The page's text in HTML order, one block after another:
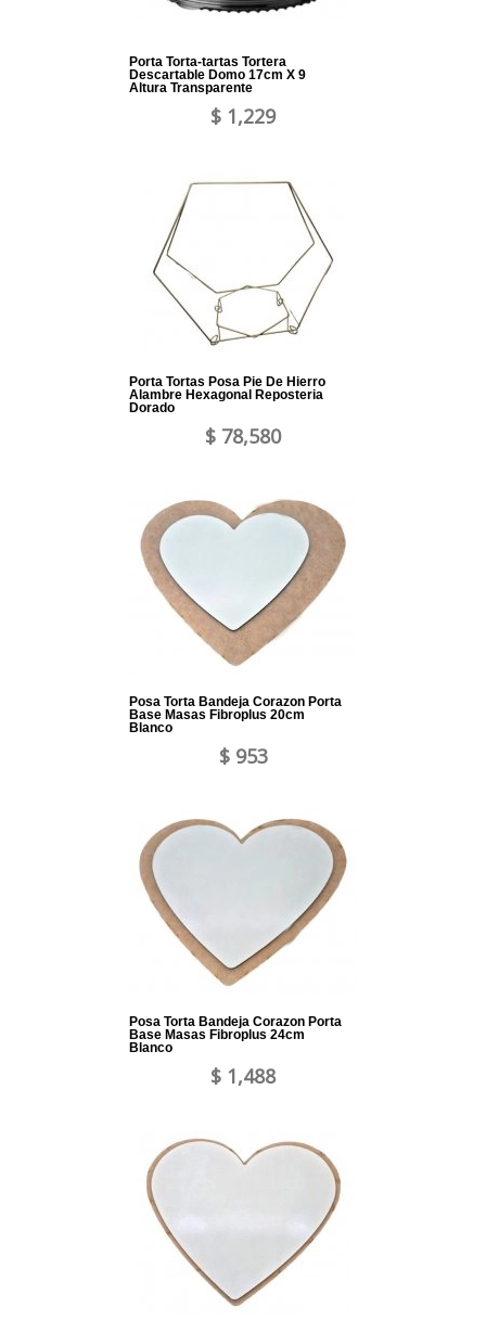
Porta Torta-tartas Tortera
Descartable Domo 17cm X 9
Altura Transparente
$ 1,229
Porta Tortas Posa Pie De Hierro
Alambre Hexagonal Reposteria
Dorado
$ 78,580
Posa Torta Bandeja Corazon Porta
Base Masas Fibroplus 20cm
Blanco
$ 953
Posa Torta Bandeja Corazon Porta
Base Masas Fibroplus 24cm
Blanco
$ 1,488